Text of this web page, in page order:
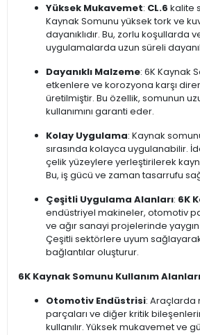
Yüksek Mukavemet: CL.6 kalite
Kaynak Somunu yüksek tork ve
dayanıklıdır. Bu, zorlu koşullarda
uygulamalarda uzun süreli
Dayanıklı Malzeme: 6K Kaynak
etkenlere ve korozyona karşı
üretilmiştir. Bu özellik, somunun
kullanımını garanti eder.
Kolay Uygulama: Kaynak
sırasında kolayca uygulanabilir.
çelik yüzeylere yerleştirilerek
Bu, iş gücü ve zaman tasarrufu
Çeşitli Uygulama Alanları: 6K
endüstriyel makineler, otomotiv
ve ağır sanayi projelerinde yaygın
Çeşitli sektörlere uyum
bağlantılar oluşturur.
6K Kaynak Somunu Kullanım Alanları
Otomotiv Endüstrisi: Araçlarda
parçaları ve diğer kritik
kullanılır. Yüksek mukavemet ve